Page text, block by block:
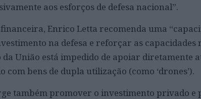
aos esforços de defesa nacional”.
Enrico Letta recomenda uma
na defesa e reforçar as capacidades
da União está impedido de apoiar diretamente
com bens de dupla utilização (como ‘drones’).
também promover o investimento privado e